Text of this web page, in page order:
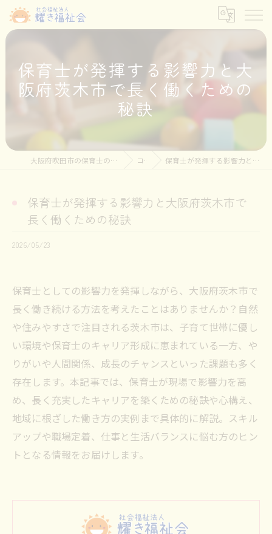
保育士が発揮する影響力と大
阪府茨木市で長く働くための
秘訣
大阪府吹田市の保育士の求人なら社会福祉法人耀き福祉会 コラム 保育士が発揮する影響力と大阪府茨木市で長く働くための秘訣
保育士が発揮する影響力と大阪府茨木市で
長く働くための秘訣
2026/05/23
保育士としての影響力を発揮しながら、大阪府茨木市で
長く働き続ける方法を考えたことはありませんか？自然
や住みやすさで注目される茨木市は、子育て世帯に優し
い環境や保育士のキャリア形成に恵まれている一方、や
りがいや人間関係、成長のチャンスといった課題も多く
存在します。本記事では、保育士が現場で影響力を高
め、長く充実したキャリアを築くための秘訣や心構え、
地域に根ざした働き方の実例まで具体的に解説。スキル
アップや職場定着、仕事と生活バランスに悩む方のヒン
トとなる情報をお届けします。